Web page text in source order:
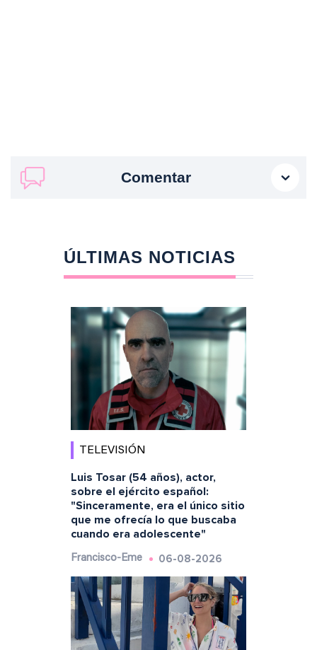
Comentar
ÚLTIMAS NOTICIAS
TELEVISIÓN
Luis Tosar (54 años), actor,
sobre el ejército español:
"Sinceramente, era el único sitio
que me ofrecía lo que buscaba
cuando era adolescente"
Francisco-Eme 06-08-2026